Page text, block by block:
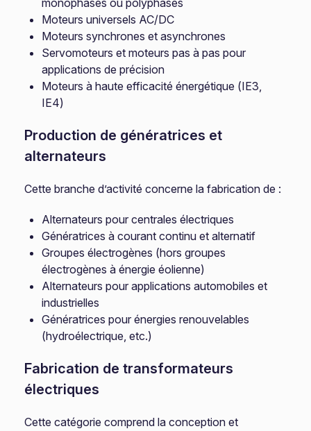
monophasés ou polyphasés
Moteurs universels AC/DC
Moteurs synchrones et asynchrones
Servomoteurs et moteurs pas à pas pour
applications de précision
Moteurs à haute efficacité énergétique (IE3,
IE4)
Production de génératrices et
alternateurs
Cette branche d’activité concerne la fabrication de :
Alternateurs pour centrales électriques
Génératrices à courant continu et alternatif
Groupes électrogènes (hors groupes
électrogènes à énergie éolienne)
Alternateurs pour applications automobiles et
industrielles
Génératrices pour énergies renouvelables
(hydroélectrique, etc.)
Fabrication de transformateurs
électriques
Cette catégorie comprend la conception et